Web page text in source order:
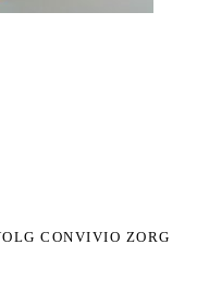
CONVIVIO ZORG